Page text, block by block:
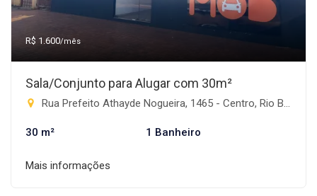
R$ 1.600/mês
Sala/Conjunto para Alugar com 30m²
Rua Prefeito Athayde Nogueira, 1465 - Centro, Rio Brilhante-MS
30 m² 1 Banheiro
Mais informações